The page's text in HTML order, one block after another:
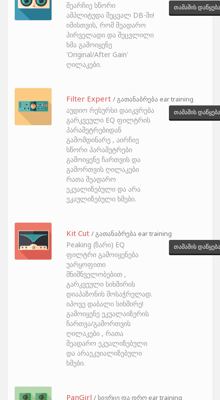
შეარჩიე სწორი
ამპლიტუდა შეცვალ DB-ში!
იმისთვის, რომ შეადარო
პირველადი და შეცვლილი
ხმა გამოიყენე
'Original/After Gain'
ღილაკები.
თამაშის დაწყება
Filter Expert / გათანაბრება ear training
აუდიო რესურსი დაიკვრება
გარკვეული EQ ფილტრის
პარამეტრებიდან
გამომდინარე , აირჩიე
სწორი პარამეტრები
გამოიყენე ჩართვის და
გამორთვის ღილაკები
რათა შეადარო
ეკუალიზებული და არა
ეკაულიზებული ხმები.
თამაშის დაწყება
Kit Cut / გათანაბრება ear training
Peaking (ზარი) EQ
ფილტრი გამოიყენება
უარყოფითი
მნიშნველობებით ,
გარკვეული სიხშირის
დიაპაზონის მოსაჭრელად.
იპოვე დაბალი სიხშირე!
გამოიყენე ეკუალაიზერის
ჩართვა/გამორთვის
ღილაკები , რათა
შეადარო ეკუალიზებული
და არაეკუიალიზებული
ხმები.
თამაშის დაწყება
PanGirl / სივრცე და დრო ear training